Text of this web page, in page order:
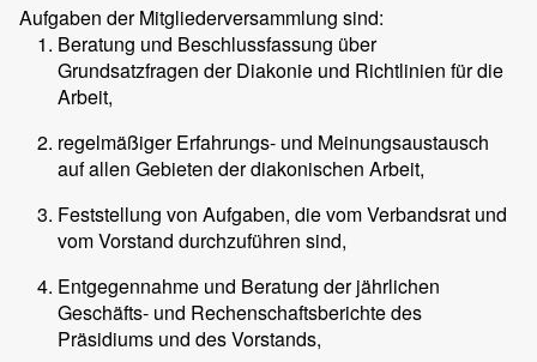
Aufgaben der Mitgliederversammlung sind:
Beratung und Beschlussfassung über
Grundsatzfragen der Diakonie und Richtlinien für die
Arbeit,
regelmäßiger Erfahrungs- und Meinungsaustausch
auf allen Gebieten der diakonischen Arbeit,
Feststellung von Aufgaben, die vom Verbandsrat und
vom Vorstand durchzuführen sind,
Entgegennahme und Beratung der jährlichen
Geschäfts- und Rechenschaftsberichte des
Präsidiums und des Vorstands,